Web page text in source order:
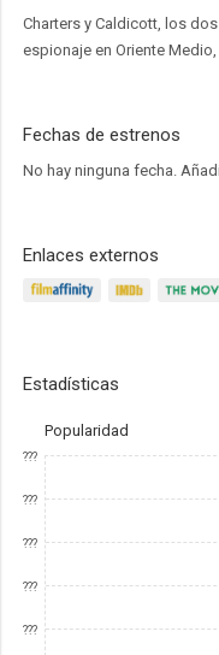
Charters y Caldicott, los
espionaje en Oriente
Fechas de estrenos
No hay ninguna fecha.
Enlaces externos
Estadísticas
Popularidad
???
???
???
???
???